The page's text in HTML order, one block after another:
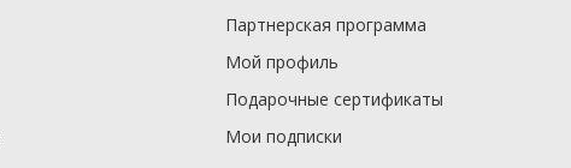
Партнерская программа
Мой профиль
Подарочные сертификаты
Мои подписки